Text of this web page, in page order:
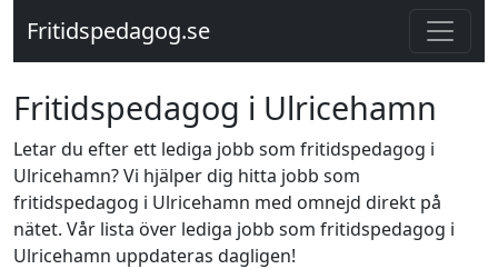
Fritidspedagog.se
Fritidspedagog i Ulricehamn
Letar du efter ett lediga jobb som fritidspedagog i
Ulricehamn? Vi hjälper dig hitta jobb som
fritidspedagog i Ulricehamn med omnejd direkt på
nätet. Vår lista över lediga jobb som fritidspedagog i
Ulricehamn uppdateras dagligen!